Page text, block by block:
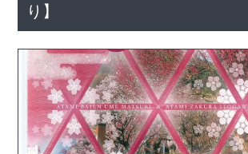
り】